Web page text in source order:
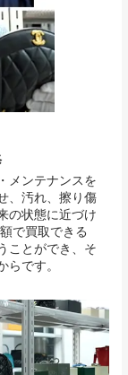
メンテナンスを
、汚れ、擦り傷
の状態に近づけ
で買取できる
ことができ、そ
らです。